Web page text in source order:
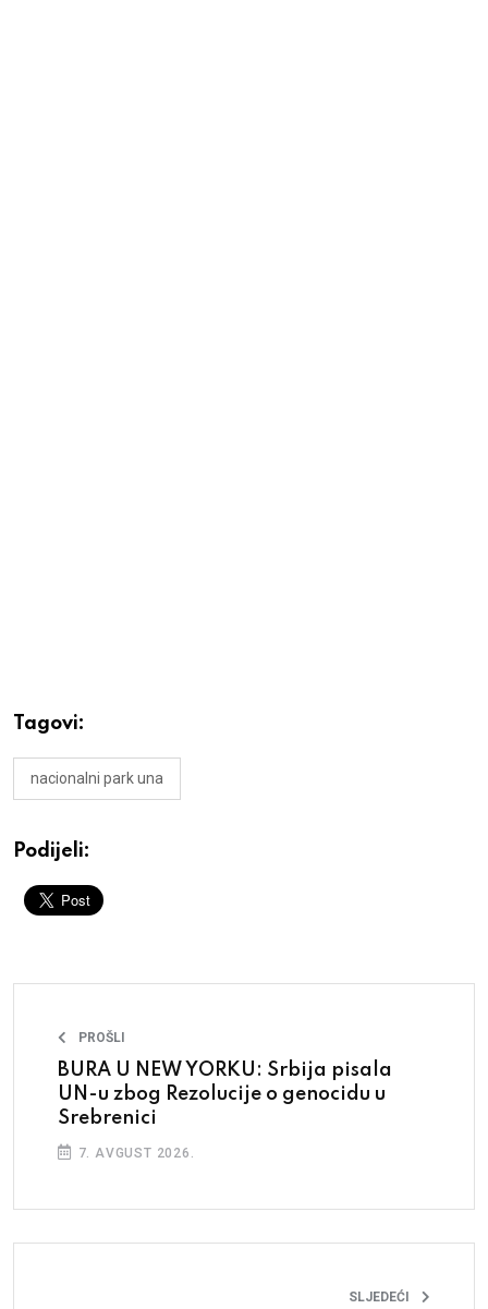
Tagovi:
nacionalni park una
Podijeli:
PROŠLI
BURA U NEW YORKU: Srbija pisala
UN-u zbog Rezolucije o genocidu u
Srebrenici
7. AVGUST 2026.
SLJEDEĆI